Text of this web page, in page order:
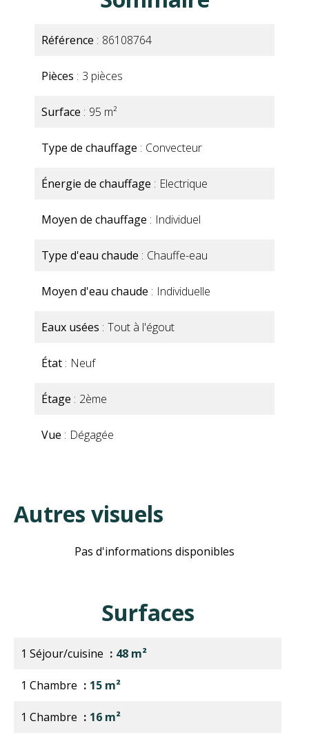
Référence 86108764
Pièces 3 pièces
Surface 95 m²
Type de chauffage Convecteur
Énergie de chauffage Electrique
Moyen de chauffage Individuel
Type d'eau chaude Chauffe-eau
Moyen d'eau chaude Individuelle
Eaux usées Tout à l'égout
État Neuf
Étage 2ème
Vue Dégagée
Autres visuels
Pas d'informations disponibles
Surfaces
1 Séjour/cuisine 48 m²
1 Chambre 15 m²
1 Chambre 16 m²